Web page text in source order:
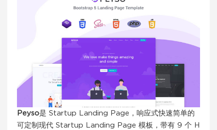
Peyso是 Startup Landing Page，响应式快速简单的
可定制现代 Startup Landing Page 模板，带有 9 个 H